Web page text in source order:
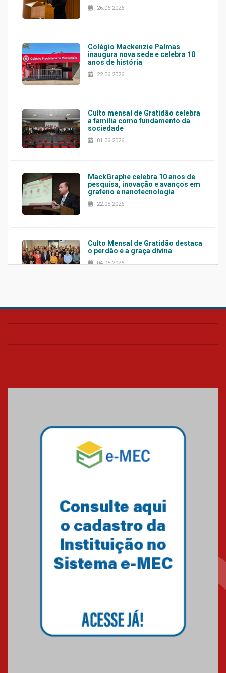
26.06.2026
Colégio Mackenzie Palmas
inaugura nova sede e celebra 10
anos de história
22.06.2026
Culto mensal de Gratidão celebra
a família como fundamento da
sociedade
01.06.2026
MackGraphe celebra 10 anos de
pesquisa, inovação e avanços em
grafeno e nanotecnologia
22.05.2026
Culto Mensal de Gratidão destaca
o perdão e a graça divina
04.05.2026
Confira como foi o culto mensal
Mackenzie mobiliza campanha
solidária para apoiar famílias em
Minas Gerais
Primeiro culto do ano ressalta o
27.02.2026